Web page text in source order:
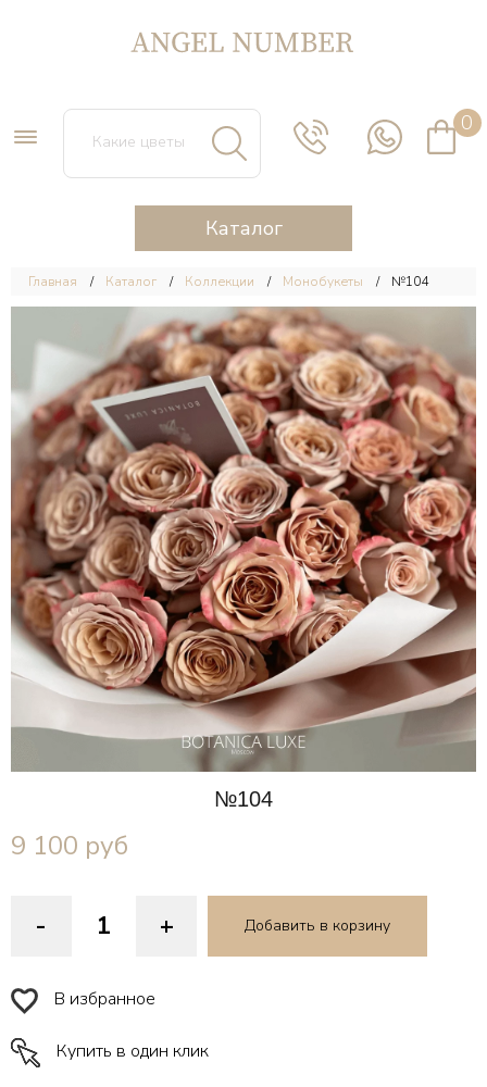
0
Каталог
Главная Каталог Коллекции Монобукеты №104
№104
9 100 руб
- + Добавить в корзину
В избранное
Купить в один клик